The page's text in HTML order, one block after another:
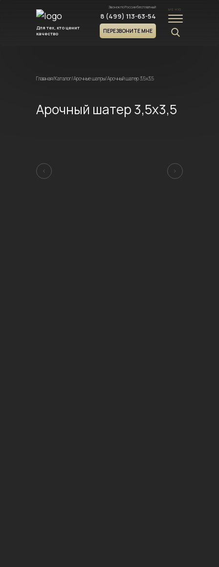
Для тех, кто ценит
качество
Звонок по России бесплатный
8 (499) 113-63-54
ПЕРЕЗВОНИТЕ МНЕ
МЕНЮ
Главная/Каталог/Арочные шатры/Арочный шатер 3,5х3,5
Арочный шатер 3,5х3,5